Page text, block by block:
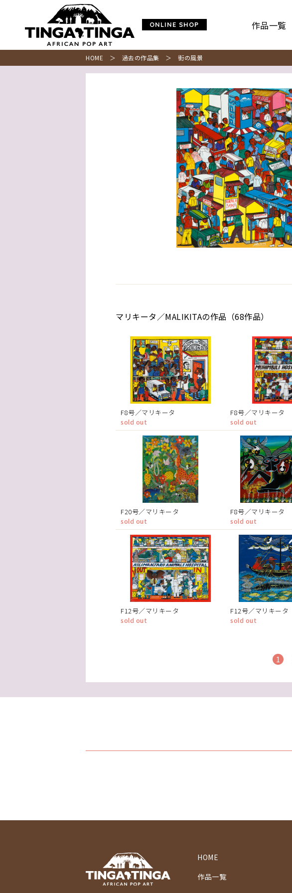
ONLINE SHOP 作品一覧
HOME ＞ 過去の作品集 ＞ 街の風景
マリキータ／MALIKITAの作品（68作品）
F8号／マリキータ
sold out
F8号／マリキータ
sold out
F20号／マリキータ
sold out
F8号／マリキータ
sold out
F12号／マリキータ
sold out
F12号／マリキータ
sold out
1
HOME
作品一覧